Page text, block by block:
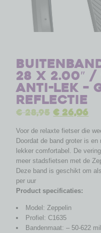
28 x 2.00″ /
anti-lek –
reflectie
€28,95 €26,06
Voor de relaxte fietser die
Doordat de band groter is
lekker comfortabel. De
meer stadsfietsen met de
Deze band is geschikt om
per uur
Product specificaties:
Model: Zeppelin
Profiel: C1635
Bandenmaat: – 50-622